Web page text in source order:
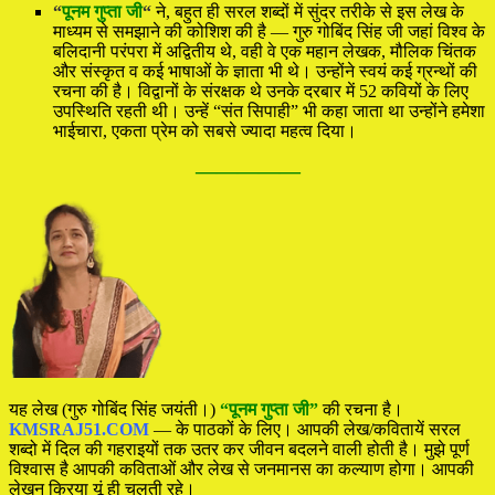
“पूनम गुप्ता जी“ने, बहुत ही सरल शब्दों में सुंदर तरीके से इस लेख के
माध्यम से समझाने की कोशिश की है — गुरु गोबिंद सिंह जी जहां विश्व के
बलिदानी परंपरा में अद्वितीय थे, वही वे एक महान लेखक, मौलिक चिंतक
और संस्कृत व कई भाषाओं के ज्ञाता भी थे। उन्होंने स्वयं कई ग्रन्थों की
रचना की है। विद्वानों के संरक्षक थे उनके दरबार में 52 कवियों के लिए
उपस्थिति रहती थी। उन्हें “संत सिपाही” भी कहा जाता था उन्होंने हमेशा
भाईचारा, एकता प्रेम को सबसे ज्यादा महत्व दिया।
—————
यह लेख (गुरु गोबिंद सिंह जयंती।) “पूनम गुप्ता जी”की रचना है।
KMSRAJ51.COM — के पाठकों के लिए। आपकी लेख/कवितायें सरल
शब्दो में दिल की गहराइयों तक उतर कर जीवन बदलने वाली होती है। मुझे पूर्ण
विश्वास है आपकी कविताओं और लेख से जनमानस का कल्याण होगा। आपकी
लेखन क्रिया यूं ही चलती रहे।